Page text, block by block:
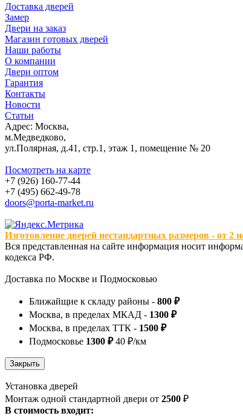
Доставка дверей
Замер
Двери на заказ
Магазин готовых дверей
Наши работы
О компании
Двери оптом
Гарантия
Контакты
Новости
Статьи
Адрес: Москва,
м.Медведково,
ул.Полярная, д.41, стр.1, этаж 1, помещение № 20
Посмотреть на карте
+7 (926) 160-77-44
+7 (495) 662-49-78
doors@porta-market.ru
Изготовление дверей нестандартных размеров - от 2
Вся представленная на сайте информация носит
кодекса РФ.
Доставка по Москве и Подмосковью
Ближайщие к складу районы - 800 ₽
Москва, в пределах МКАД - 1300 ₽
Москва, в пределах ТТК - 1500 ₽
Подмосковье 1300 ₽40 ₽/км
Установка дверей
Монтаж одной стандартной двери от 2500 ₽
В стоимость входит: